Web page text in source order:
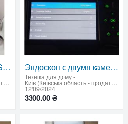
Продається ноутбук ASUS F5RL (б/у)
Київ (Київська область - продати купити)
Эндоскоп с двумя камерами 5.5 мм — отличное изображение!
Техніка для дому-
Київ (Київська область - продати купити)
12/09/2024
3300.00 ₴